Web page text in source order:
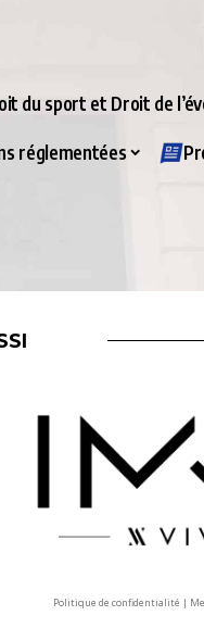
du sport et Droit de
réglementées
Politique de confidentialité |